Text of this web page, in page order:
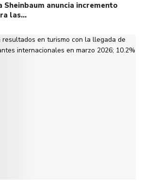
Sheinbaum anuncia incremento
las…